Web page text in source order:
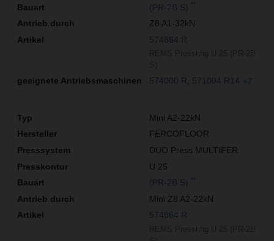
(PR-2B S)
Z8 A1-32kN
574864 R
574000 R 571004 R14 +7
Mini A2-22kN
FERCOFLOOR
DUO Press MULTIFER
U 25
(PR-2B S)
Mini Z8 A2-22kN
574864 R